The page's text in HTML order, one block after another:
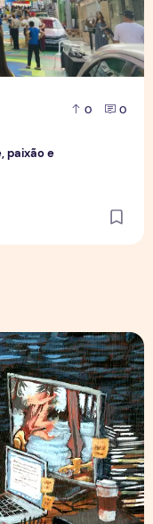
0 0
paixão e